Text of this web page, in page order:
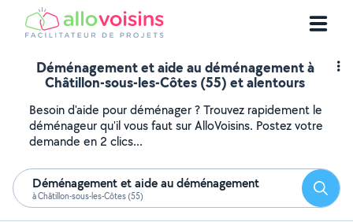
Déménagement et aide au déménagement à
Châtillon-sous-les-Côtes (55) et alentours
Besoin d'aide pour déménager ? Trouvez rapidement le
déménageur qu'il vous faut sur AlloVoisins. Postez votre
demande en 2 clics...
Déménagement et aide au déménagement
à Châtillon-sous-les-Côtes (55)